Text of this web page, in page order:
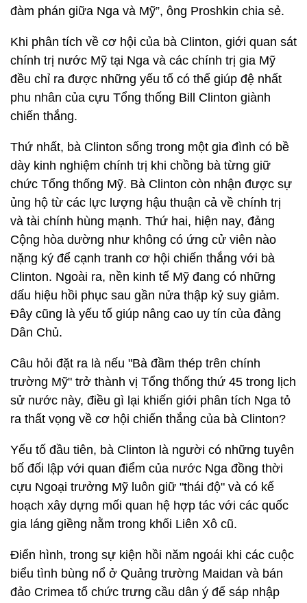
đàm phán giữa Nga và Mỹ”, ông Proshkin chia sẻ.
Khi phân tích về cơ hội của bà Clinton, giới quan sát
chính trị nước Mỹ tại Nga và các chính trị gia Mỹ
đều chỉ ra được những yếu tố có thể giúp đệ nhất
phu nhân của cựu Tổng thống Bill Clinton giành
chiến thắng.
Thứ nhất, bà Clinton sống trong một gia đình có bề
dày kinh nghiệm chính trị khi chồng bà từng giữ
chức Tổng thống Mỹ. Bà Clinton còn nhận được sự
ủng hộ từ các lực lượng hậu thuận cả về chính trị
và tài chính hùng mạnh. Thứ hai, hiện nay, đảng
Cộng hòa dường như không có ứng cử viên nào
nặng ký để cạnh tranh cơ hội chiến thắng với bà
Clinton. Ngoài ra, nền kinh tế Mỹ đang có những
dấu hiệu hồi phục sau gần nửa thập kỷ suy giảm.
Đây cũng là yếu tố giúp nâng cao uy tín của đảng
Dân Chủ.
Câu hỏi đặt ra là nếu "Bà đầm thép trên chính
trường Mỹ" trở thành vị Tổng thống thứ 45 trong lịch
sử nước này, điều gì lại khiến giới phân tích Nga tỏ
ra thất vọng về cơ hội chiến thắng của bà Clinton?
Yếu tố đầu tiên, bà Clinton là người có những tuyên
bố đối lập với quan điểm của nước Nga đồng thời
cựu Ngoại trưởng Mỹ luôn giữ "thái độ" và có kế
hoạch xây dựng mối quan hệ hợp tác với các quốc
gia láng giềng nằm trong khối Liên Xô cũ.
Điển hình, trong sự kiện hồi năm ngoái khi các cuộc
biểu tình bùng nổ ở Quảng trường Maidan và bán
đảo Crimea tổ chức trưng cầu dân ý để sáp nhập